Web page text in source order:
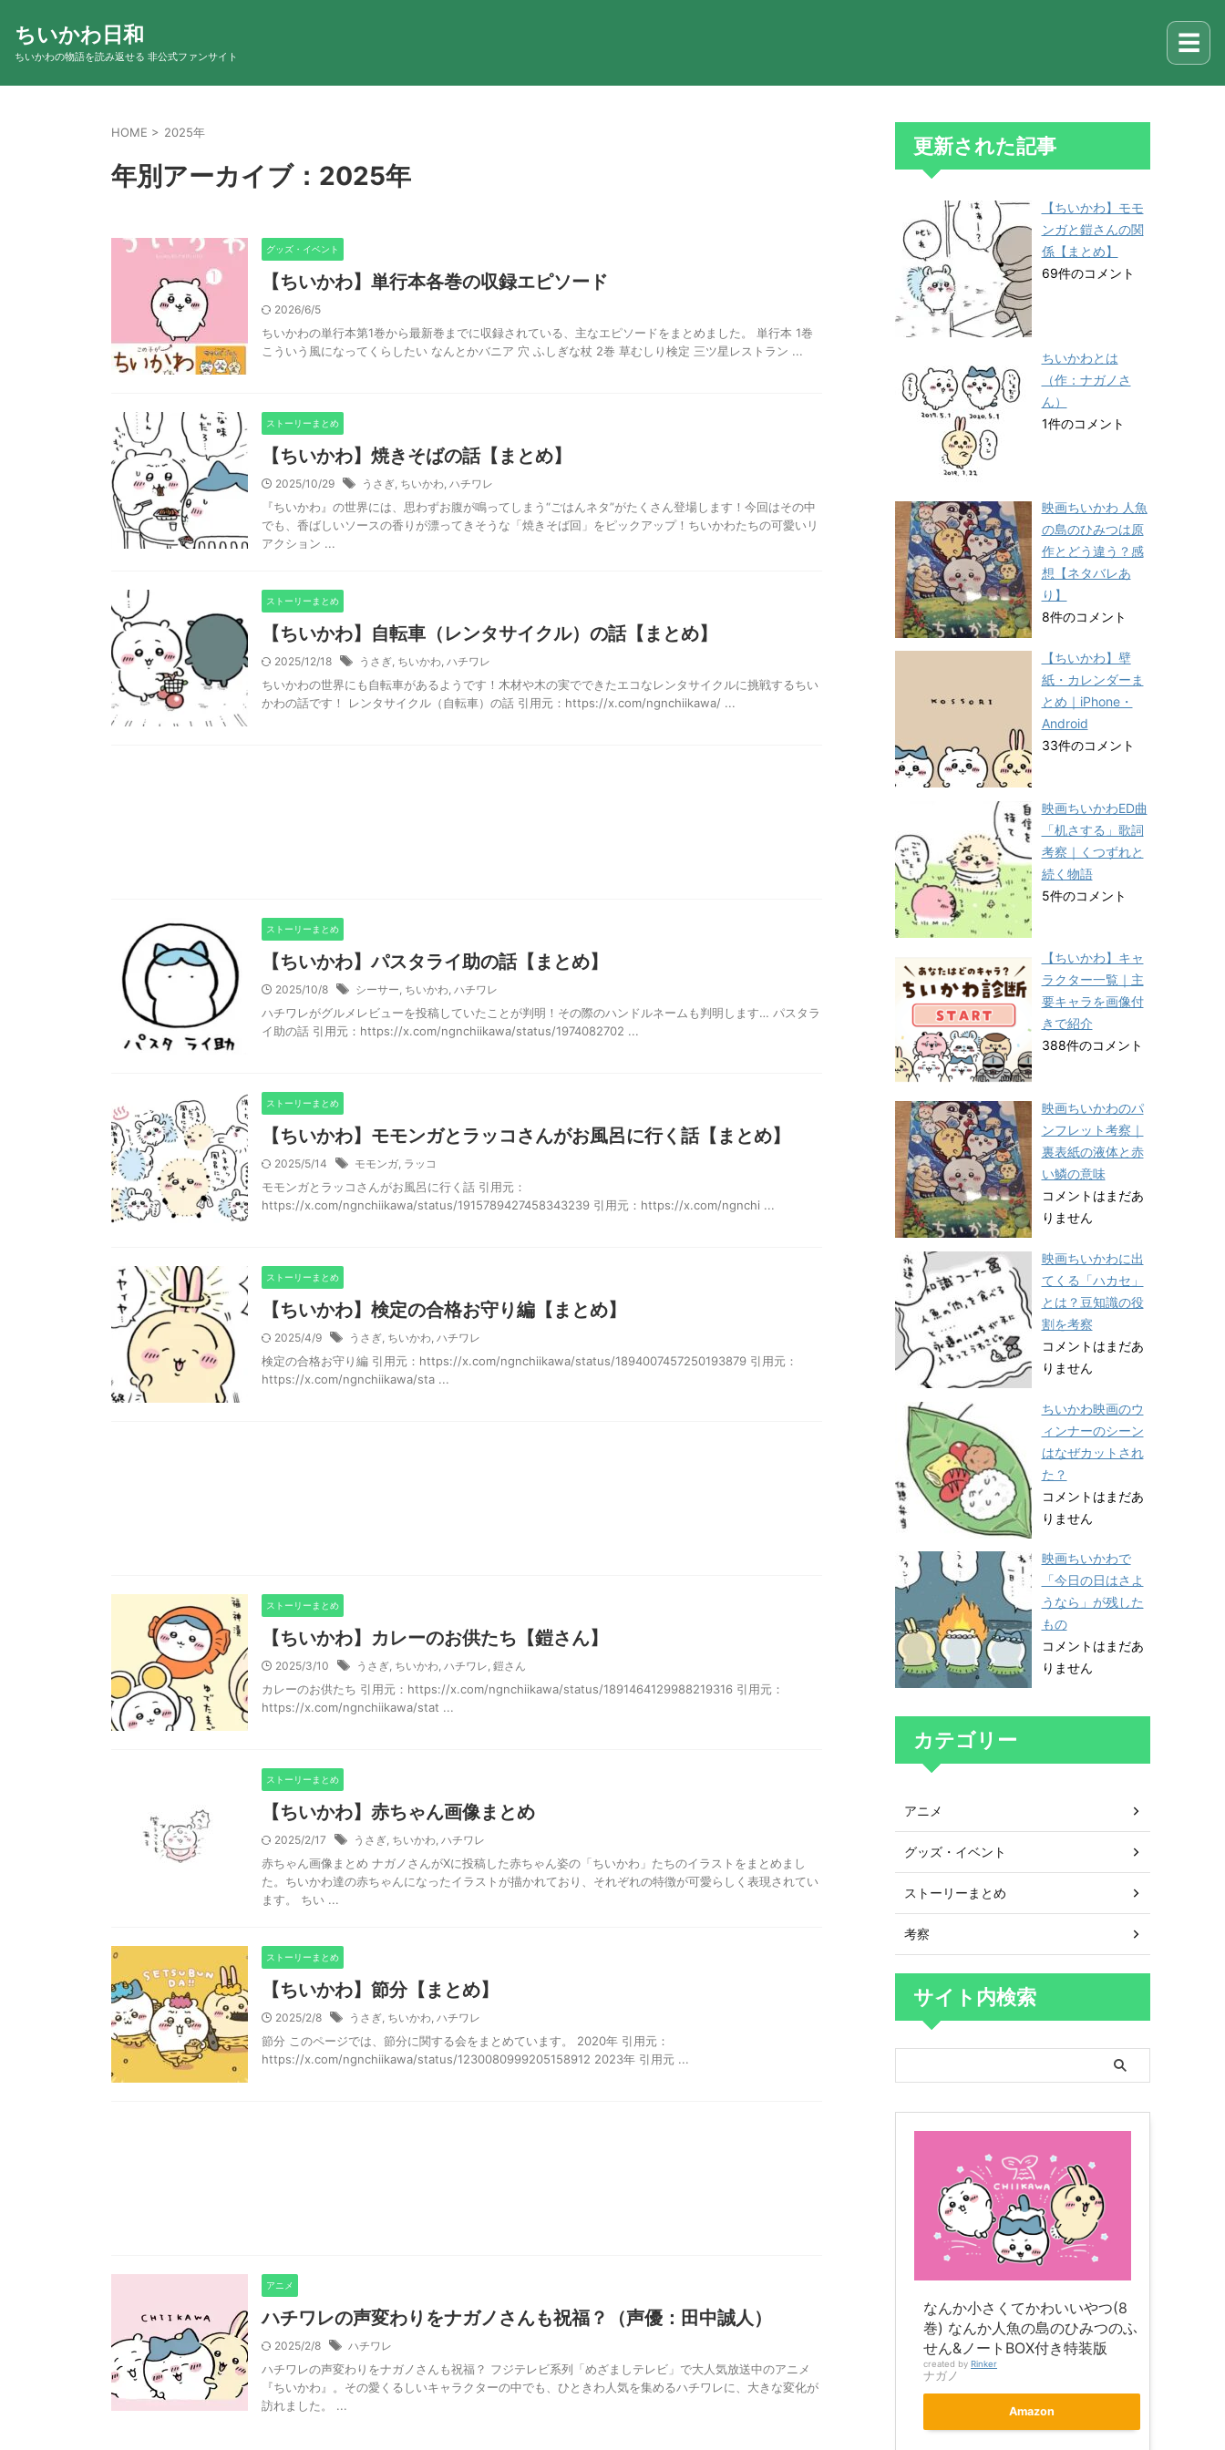
ちいかわ日和
ちいかわの物語を読み返せる 非公式ファンサイト ☰
HOME > 2025年
年別アーカイブ：2025年
グッズ・イベント
【ちいかわ】単行本各巻の収録エピソード
2026/6/5
ちいかわの単行本第1巻から最新巻までに収録されている、主なエピソードをまとめました。 単行本 1巻
こういう風になってくらしたい なんとかバニア 穴 ふしぎな杖 2巻 草むしり検定 三ツ星レストラン ...
ストーリーまとめ
【ちいかわ】焼きそばの話【まとめ】
2025/10/29 うさぎ, ちいかわ, ハチワレ
『ちいかわ』の世界には、思わずお腹が鳴ってしまう“ごはんネタ”がたくさん登場します！今回はその中
でも、香ばしいソースの香りが漂ってきそうな「焼きそば回」をピックアップ！ちいかわたちの可愛いリ
アクション ...
ストーリーまとめ
【ちいかわ】自転車（レンタサイクル）の話【まとめ】
2025/12/18 うさぎ, ちいかわ, ハチワレ
ちいかわの世界にも自転車があるようです！木材や木の実でできたエコなレンタサイクルに挑戦するちい
かわの話です！ レンタサイクル（自転車）の話 引用元：https://x.com/ngnchiikawa/ ...
ストーリーまとめ
【ちいかわ】パスタライ助の話【まとめ】
2025/10/8 シーサー, ちいかわ, ハチワレ
ハチワレがグルメレビューを投稿していたことが判明！その際のハンドルネームも判明します… パスタラ
イ助の話 引用元：https://x.com/ngnchiikawa/status/1974082702 ...
ストーリーまとめ
【ちいかわ】モモンガとラッコさんがお風呂に行く話【まとめ】
2025/5/14 モモンガ, ラッコ
モモンガとラッコさんがお風呂に行く話 引用元：
https://x.com/ngnchiikawa/status/1915789427458343239 引用元：https://x.com/ngnchi ...
ストーリーまとめ
【ちいかわ】検定の合格お守り編【まとめ】
2025/4/9 うさぎ, ちいかわ, ハチワレ
検定の合格お守り編 引用元：https://x.com/ngnchiikawa/status/1894007457250193879 引用元：
https://x.com/ngnchiikawa/sta ...
ストーリーまとめ
【ちいかわ】カレーのお供たち【鎧さん】
2025/3/10 うさぎ, ちいかわ, ハチワレ, 鎧さん
カレーのお供たち 引用元：https://x.com/ngnchiikawa/status/1891464129988219316 引用元：
https://x.com/ngnchiikawa/stat ...
ストーリーまとめ
【ちいかわ】赤ちゃん画像まとめ
2025/2/17 うさぎ, ちいかわ, ハチワレ
赤ちゃん画像まとめ ナガノさんがXに投稿した赤ちゃん姿の「ちいかわ」たちのイラストをまとめまし
た。ちいかわ達の赤ちゃんになったイラストが描かれており、それぞれの特徴が可愛らしく表現されてい
ます。 ちい ...
ストーリーまとめ
【ちいかわ】節分【まとめ】
2025/2/8 うさぎ, ちいかわ, ハチワレ
節分 このページでは、節分に関する会をまとめています。 2020年 引用元：
https://x.com/ngnchiikawa/status/1230080999205158912 2023年 引用元 ...
アニメ
ハチワレの声変わりをナガノさんも祝福？（声優：田中誠人）
2025/2/8 ハチワレ
ハチワレの声変わりをナガノさんも祝福？ フジテレビ系列「めざましテレビ」で大人気放送中のアニメ
『ちいかわ』。その愛くるしいキャラクターの中でも、ひときわ人気を集めるハチワレに、大きな変化が
訪れました。 ...
更新された記事
【ちいかわ】モモ
ンガと鎧さんの関
係【まとめ】
69件のコメント
ちいかわとは
（作：ナガノさ
ん）
1件のコメント
映画ちいかわ 人魚
の島のひみつは原
作とどう違う？感
想【ネタバレあ
り】
8件のコメント
【ちいかわ】壁
紙・カレンダーま
とめ｜iPhone・
Android
33件のコメント
映画ちいかわED曲
「机さする」歌詞
考察｜くつずれと
続く物語
5件のコメント
【ちいかわ】キャ
ラクター一覧｜主
要キャラを画像付
きで紹介
388件のコメント
映画ちいかわのパ
ンフレット考察｜
裏表紙の液体と赤
い鱗の意味
コメントはまだあ
りません
映画ちいかわに出
てくる「ハカセ」
とは？豆知識の役
割を考察
コメントはまだあ
りません
ちいかわ映画のウ
ィンナーのシーン
はなぜカットされ
た？
コメントはまだあ
りません
映画ちいかわで
「今日の日はさよ
うなら」が残した
もの
コメントはまだあ
りません
カテゴリー
アニメ
グッズ・イベント
ストーリーまとめ
考察
サイト内検索
なんか小さくてかわいいやつ(8
巻) なんか人魚の島のひみつのふ
せん&ノートBOX付き特装版
created by Rinker
ナガノ
Amazon